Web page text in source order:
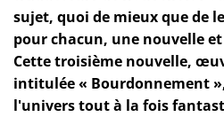
sujet, quoi de mieux que de
pour chacun, une nouvelle
Cette troisième nouvelle,
intitulée « Bourdonnement
l'univers tout à la fois